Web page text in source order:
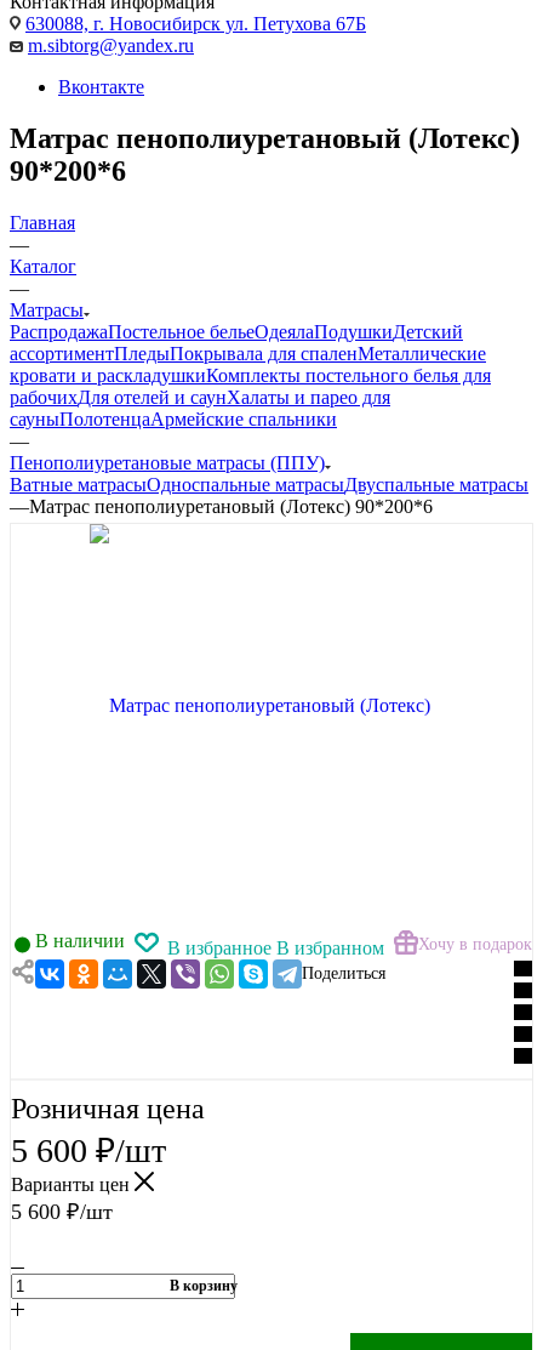
630088, г. Новосибирск ул. Петухова 67Б
m.sibtorg@yandex.ru
Вконтакте
Матрас пенополиуретановый (Лотекс)
90*200*6
Главная
—
Каталог
—
Матрасы
РаспродажаПостельное бельеОдеялаПодушкиДетский
ассортиментПледыПокрывала для спаленМеталлические
кровати и раскладушкиКомплекты постельного белья для
рабочихДля отелей и саунХалаты и парео для
сауныПолотенцаАрмейские спальники
—
Пенополиуретановые матрасы (ППУ)
Ватные матрасыОдноспальные матрасыДвуспальные матрасы
—Матрас пенополиуретановый (Лотекс) 90*200*6
В наличии В избранное В избранном
Хочу в подарок
Поделиться
Розничная цена
5 600 ₽/шт
Варианты цен
5 600 ₽/шт
В корзину